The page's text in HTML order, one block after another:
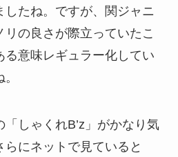
したね。ですが、関ジャニ
リの良さが際立っていたこ
る意味レギュラー化してい
しゃくれB’z」がかなり気
にネットで見ていると